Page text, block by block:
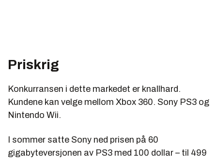
Priskrig
Konkurransen i dette markedet er knallhard.
Kundene kan velge mellom Xbox 360. Sony PS3 og
Nintendo Wii.
I sommer satte Sony ned prisen på 60
gigabyteversjonen av PS3 med 100 dollar – til 499